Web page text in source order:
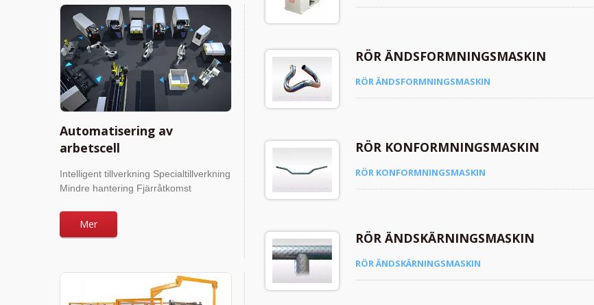
Automatisering av
arbetscell
Intelligent tillverkning Specialtillverkning
Mindre hantering Fjärråtkomst
Mer
RÖR ÄNDSFORMNINGSMASKIN
RÖR ÄNDSFORMNINGSMASKIN
RÖR KONFORMNINGSMASKIN
RÖR KONFORMNINGSMASKIN
RÖR ÄNDSKÄRNINGSMASKIN
RÖR ÄNDSKÄRNINGSMASKIN